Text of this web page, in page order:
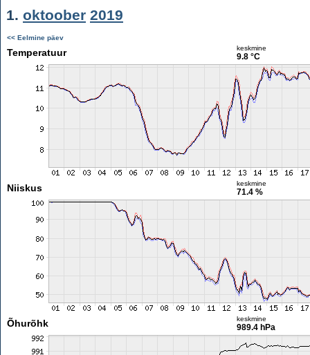
1. oktoober 2019
<< Eelmine päev
Temperatuur keskmine
9.8 °C
Niiskus keskmine
71.4 %
Õhurõhk keskmine
989.4 hPa